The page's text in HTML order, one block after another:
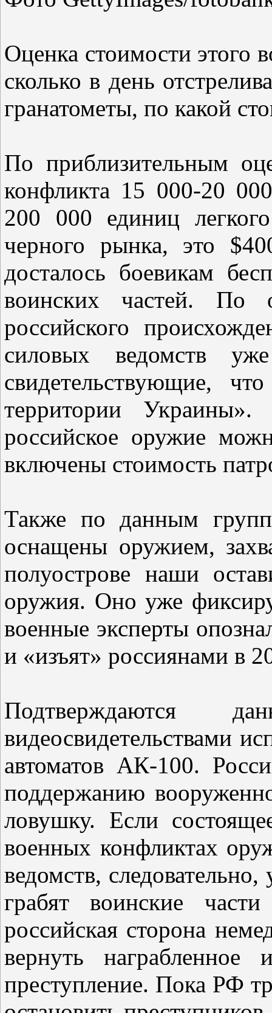
Оценка стоимости этого
сколько в день
гранатометы, по какой
По приблизительным
конфликта 15 000-20
200 000 единиц
черного рынка, это
досталось боевикам
воинских частей. По
российского
силовых ведомств
свидетельствующие,
территории
российское оружие
включены стоимость
Также по данным
оснащены оружием,
полуострове наши
оружия. Оно уже
военные эксперты
и «изъят» россиянами в
Подтверждаются
видеосвидетельствами
автоматов АК-100.
поддержанию
ловушку. Если
военных конфликтах
ведомств,
грабят воинские
российская сторона
вернуть награбленное
преступление. Пока РФ